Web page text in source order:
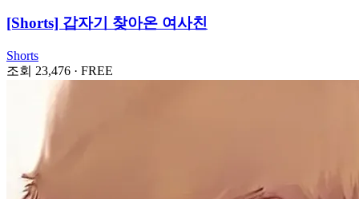
[Shorts] 갑자기 찾아온 여사친
Shorts
조회 23,476 · FREE